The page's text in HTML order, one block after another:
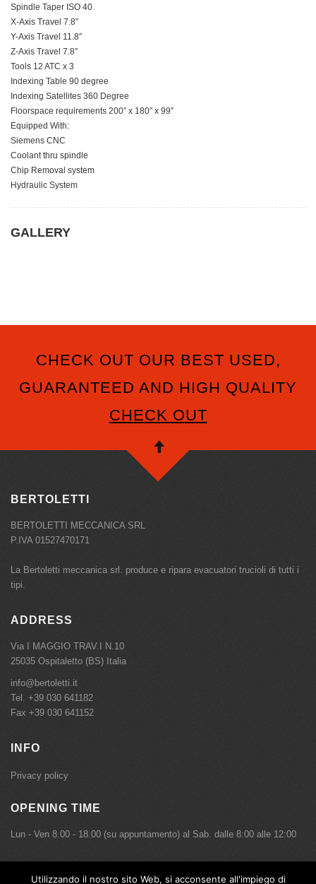
Spindle Taper ISO 40
X-Axis Travel 7.8″
Y-Axis Travel 11.8″
Z-Axis Travel 7.8″
Tools 12 ATC x 3
Indexing Table 90 degree
Indexing Satellites 360 Degree
Floorspace requirements 200″ x 180″ x 99″
Equipped With:
Siemens CNC
Coolant thru spindle
Chip Removal system
Hydraulic System
GALLERY
CHECK OUT OUR BEST USED,
GUARANTEED AND HIGH QUALITY
CHECK OUT
BERTOLETTI
BERTOLETTI MECCANICA SRL
P.IVA 01527470171
La Bertoletti meccanica srl. produce e ripara evacuatori trucioli di tutti i
tipi.
ADDRESS
Via I MAGGIO TRAV.I N.10
25035 Ospitaletto (BS) Italia
info@bertoletti.it
Tel. +39 030 641182
Fax +39 030 641152
INFO
Privacy policy
OPENING TIME
Lun - Ven 8.00 - 18.00 (su appuntamento) al Sab. dalle 8:00 alle 12:00
Utilizzando il nostro sito Web, si acconsente all'impiego di